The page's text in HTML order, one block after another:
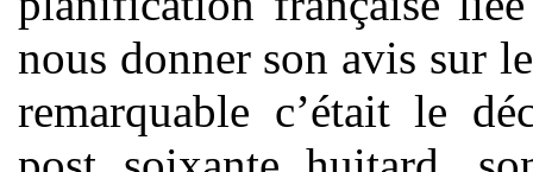
nous donner son avis sur
remarquable c’était le